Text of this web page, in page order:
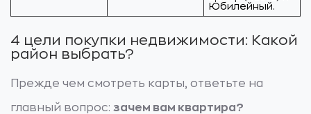
Юбилейный.
4 цели покупки недвижимости: Какой
район выбрать?
Прежде чем смотреть карты, ответьте на
главный вопрос: зачем вам квартира?